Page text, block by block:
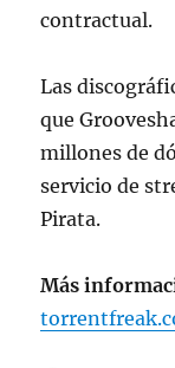
contractual.
Las
que
millones de
servicio de
Pirata.
Más